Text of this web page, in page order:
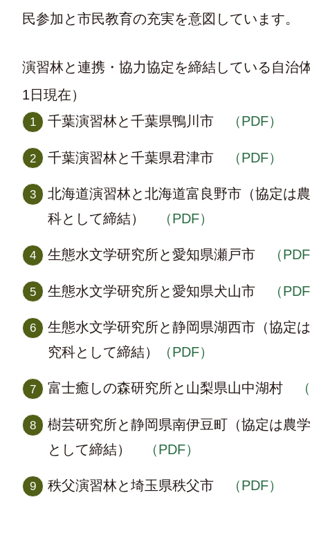
民参加と市民教育の充実を意図しています。
演習林と連携・協力協定を締結している自治
1日現在）
千葉演習林と千葉県鴨川市
（PDF）
千葉演習林と千葉県君津市 （PDF）
北海道演習林と北海道富良野市（協定は
科として締結）
（PDF）
生態水文学研究所と愛知県瀬戸市 （
生態水文学研究所と愛知県犬山市 （
生態水文学研究所と静岡県湖西市（協定
究科として締結）
（PDF）
富士癒しの森研究所と山梨県山中湖村
樹芸研究所と静岡県南伊豆町（協定は農
として締結）
（PDF）
秩父演習林と埼玉県秩父市 （PDF）